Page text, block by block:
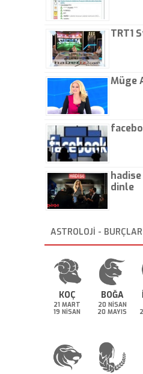
TRT1
Müge
dinle
ASTROLOJİ - BURÇLAR
KOÇ
21 MART
19 NİSAN
BOĞA
20 NİSAN
20 MAYIS